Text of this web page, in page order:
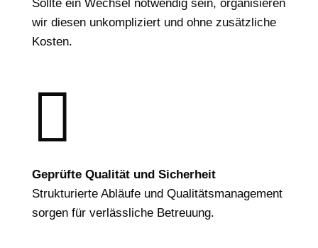
Sollte ein Wechsel notwendig sein, organisieren
wir diesen unkompliziert und ohne zusätzliche
Kosten.

Geprüfte Qualität und Sicherheit
Strukturierte Abläufe und Qualitätsmanagement
sorgen für verlässliche Betreuung.